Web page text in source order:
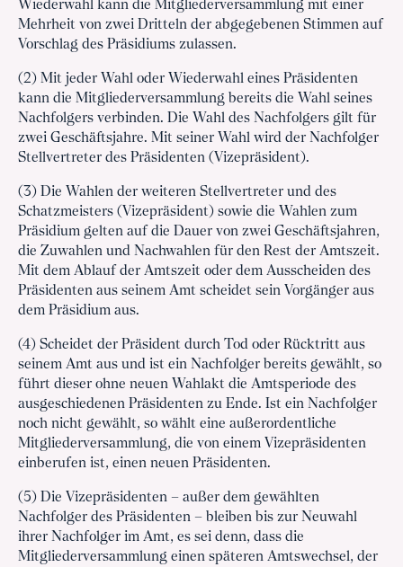
Wiederwahl kann die Mitgliederversammlung mit einer
Mehrheit von zwei Dritteln der abgegebenen Stimmen auf
Vorschlag des Präsidiums zulassen.
(2) Mit jeder Wahl oder Wiederwahl eines Präsidenten
kann die Mitgliederversammlung bereits die Wahl seines
Nachfolgers verbinden. Die Wahl des Nachfolgers gilt für
zwei Geschäftsjahre. Mit seiner Wahl wird der Nachfolger
Stellvertreter des Präsidenten (Vizepräsident).
(3) Die Wahlen der weiteren Stellvertreter und des
Schatzmeisters (Vizepräsident) sowie die Wahlen zum
Präsidium gelten auf die Dauer von zwei Geschäftsjahren,
die Zuwahlen und Nachwahlen für den Rest der Amtszeit.
Mit dem Ablauf der Amtszeit oder dem Ausscheiden des
Präsidenten aus seinem Amt scheidet sein Vorgänger aus
dem Präsidium aus.
(4) Scheidet der Präsident durch Tod oder Rücktritt aus
seinem Amt aus und ist ein Nachfolger bereits gewählt, so
führt dieser ohne neuen Wahlakt die Amtsperiode des
ausgeschiedenen Präsidenten zu Ende. Ist ein Nachfolger
noch nicht gewählt, so wählt eine außerordentliche
Mitgliederversammlung, die von einem Vizepräsidenten
einberufen ist, einen neuen Präsidenten.
(5) Die Vizepräsidenten – außer dem gewählten
Nachfolger des Präsidenten – bleiben bis zur Neuwahl
ihrer Nachfolger im Amt, es sei denn, dass die
Mitgliederversammlung einen späteren Amtswechsel, der